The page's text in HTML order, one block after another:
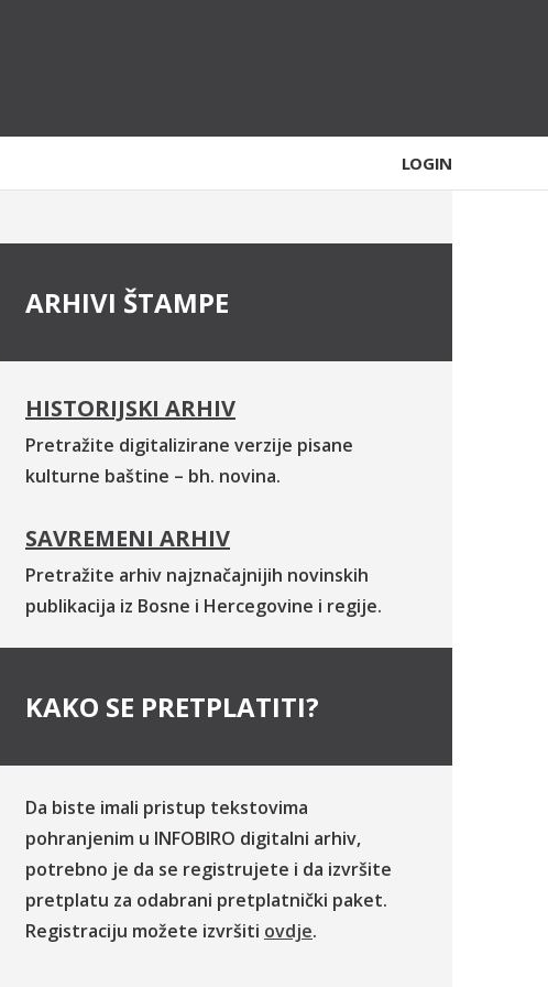
LOGIN
ARHIVI ŠTAMPE
HISTORIJSKI ARHIV
Pretražite digitalizirane verzije pisane
kulturne baštine – bh. novina.
SAVREMENI ARHIV
Pretražite arhiv najznačajnijih novinskih
publikacija iz Bosne i Hercegovine i regije.
KAKO SE PRETPLATITI?
Da biste imali pristup tekstovima
pohranjenim u INFOBIRO digitalni arhiv,
potrebno je da se registrujete i da izvršite
pretplatu za odabrani pretplatnički paket.
Registraciju možete izvršiti ovdje.